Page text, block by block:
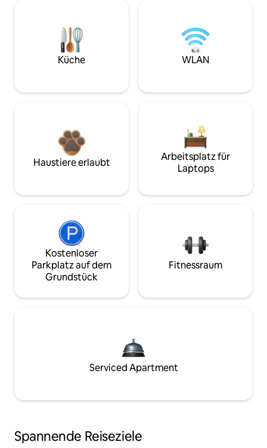
Küche WLAN
Haustiere erlaubt
Arbeitsplatz für
Laptops
Kostenloser
Parkplatz auf dem
Grundstück
Fitnessraum
Serviced Apartment
Spannende Reiseziele